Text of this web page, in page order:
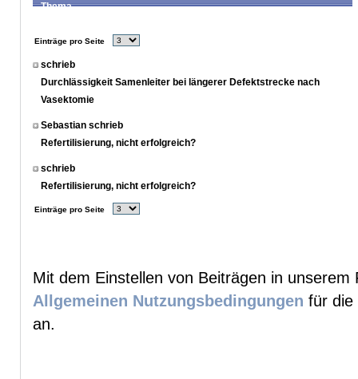
Thema
Einträge pro Seite
schrieb
Durchlässigkeit Samenleiter bei längerer Defektstrecke nach
Vasektomie
Sebastian schrieb
Refertilisierung, nicht erfolgreich?
schrieb
Refertilisierung, nicht erfolgreich?
Einträge pro Seite
Mit dem Einstellen von Beiträgen in
Allgemeinen Nutzungsbedingungen für die
an.